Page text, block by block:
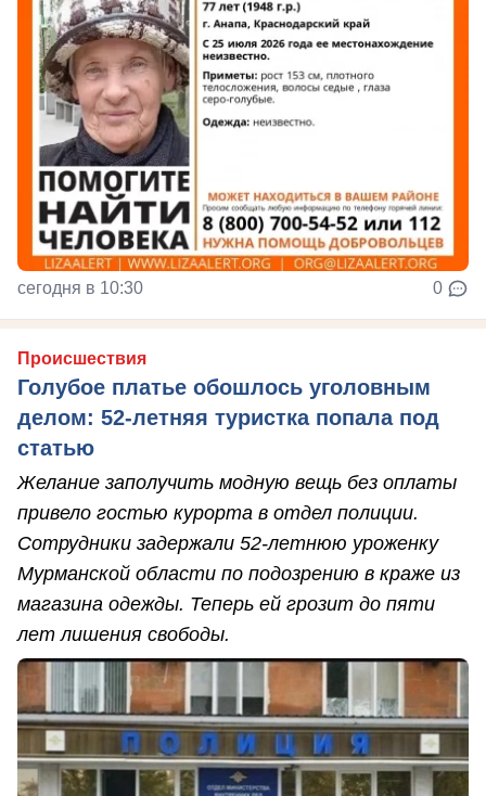
сегодня в 10:30 0
Происшествия
Голубое платье обошлось уголовным
делом: 52-летняя туристка попала под
статью
Желание заполучить модную вещь без оплаты
привело гостью курорта в отдел полиции.
Сотрудники задержали 52-летнюю уроженку
Мурманской области по подозрению в краже из
магазина одежды. Теперь ей грозит до пяти
лет лишения свободы.